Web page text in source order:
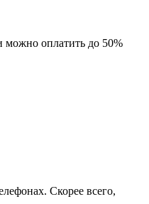
можно оплатить до 50%
Скорее всего,